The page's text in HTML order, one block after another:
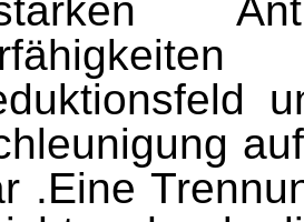
.Eine